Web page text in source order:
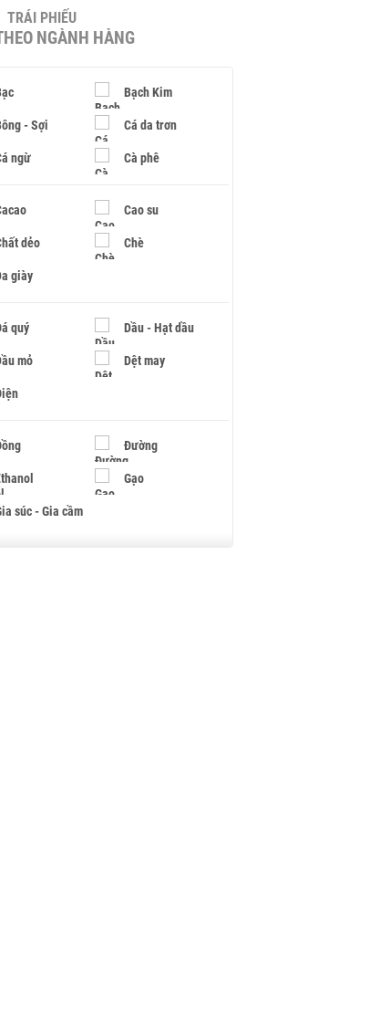
TRÁI PHIẾU
NGÀNH HÀNG
Bạch Kim
- Sợi Cá da trơn
ngừ Cà phê
Cao su
dẻo Chè
giày
quý Dầu - Hạt dầu
mỏ Dệt may
Đường
Gạo
súc - Gia cầm